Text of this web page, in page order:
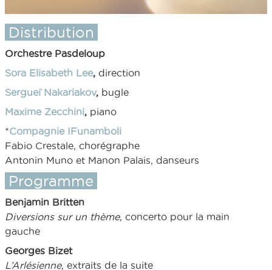
Distribution
Orchestre Pasdeloup
Sora Elisabeth Lee, direction
Sergueï Nakariakov, bugle
Maxime Zecchini, piano
*Compagnie IFunamboli
Fabio Crestale, chorégraphe
Antonin Muno et Manon Palais, danseurs
Programme
Benjamin Britten
Diversions sur un thème, concerto pour la main
gauche
Georges Bizet
L’Arlésienne, extraits de la suite